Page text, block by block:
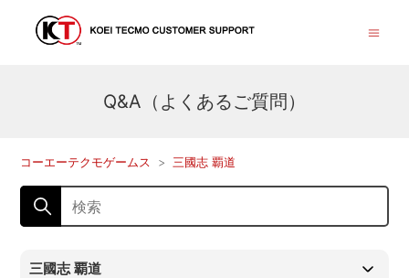
Q&A（よくあるご質問）
コーエーテクモゲームス 三國志 覇道
三國志 覇道